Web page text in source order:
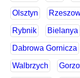
Olsztyn
Rybnik Bielanya
Dabrowa Gornicza
Walbrzych